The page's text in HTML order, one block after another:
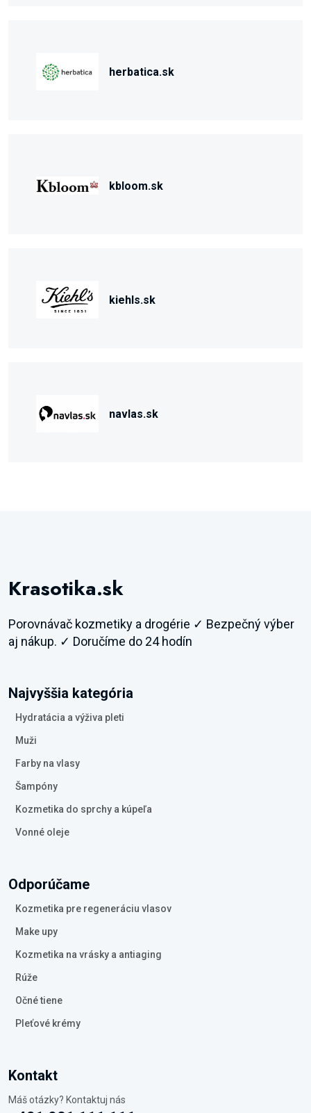
herbatica.sk
kbloom.sk
kiehls.sk
navlas.sk
Krasotika.sk
Porovnávač kozmetiky a drogérie ✓ Bezpečný výber
aj nákup. ✓ Doručíme do 24 hodín
Najvyššia kategória
Hydratácia a výživa pleti
Muži
Farby na vlasy
Šampóny
Kozmetika do sprchy a kúpeľa
Vonné oleje
Odporúčame
Kozmetika pre regeneráciu vlasov
Make upy
Kozmetika na vrásky a antiaging
Rúže
Očné tiene
Pleťové krémy
Kontakt
Máš otázky? Kontaktuj nás